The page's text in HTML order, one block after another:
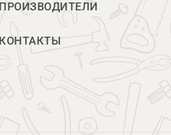
ПРОИЗВОДИТЕЛИ
КОНТАКТЫ